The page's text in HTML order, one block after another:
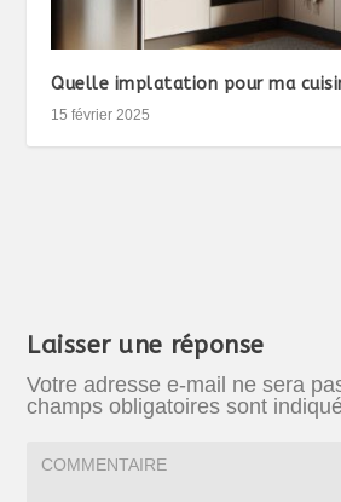
Quelle implatation pour ma
15 février 2025
Laisser une réponse
Votre adresse e-mail ne sera
champs obligatoires sont